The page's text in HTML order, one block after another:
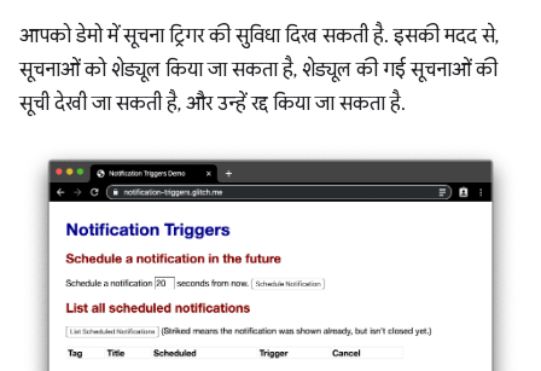
आपको डेमो में सूचना ट्रिगर की सुविधा दिख सकती है. इसकी मदद से,
सूचनाओं को शेड्यूल किया जा सकता है, शेड्यूल की गई सूचनाओं की
सूची देखी जा सकती है, और उन्हें रद्द किया जा सकता है.